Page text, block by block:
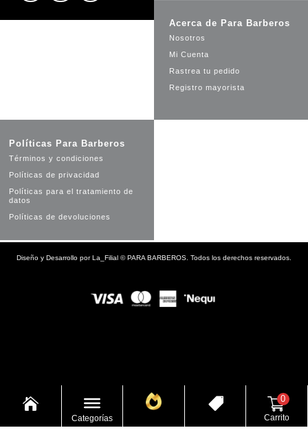
Acerca de Para Barberos
Nosotros
Mi Cuenta
Rastrea tu pedido
Registro mayorista
Políticas Para Barberos
Términos y condiciones
Políticas de privacidad
Políticas para el tratamiento de
datos
Políticas de devoluciones
Diseño y Desarrollo porLa_Filial ©PARA BARBEROS. Todos los derechos reservados.

Categorías
 0
Carrito